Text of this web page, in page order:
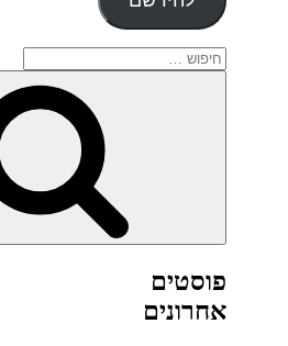
חפש:
פוסטים
אחרונים